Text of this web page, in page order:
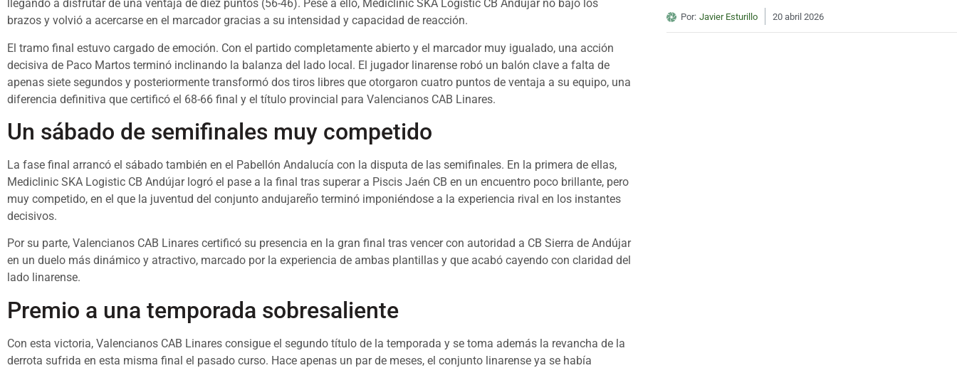
llegando a disfrutar de una ventaja de diez puntos (56-46). Pese a ello, Mediclinic SKA Logistic CB Andújar no bajó los
brazos y volvió a acercarse en el marcador gracias a su intensidad y capacidad de reacción.
El tramo final estuvo cargado de emoción. Con el partido completamente abierto y el marcador muy igualado, una acción
decisiva de Paco Martos terminó inclinando la balanza del lado local. El jugador linarense robó un balón clave a falta de
apenas siete segundos y posteriormente transformó dos tiros libres que otorgaron cuatro puntos de ventaja a su equipo, una
diferencia definitiva que certificó el 68-66 final y el título provincial para Valencianos CAB Linares.
Un sábado de semifinales muy competido
La fase final arrancó el sábado también en el Pabellón Andalucía con la disputa de las semifinales. En la primera de ellas,
Mediclinic SKA Logistic CB Andújar logró el pase a la final tras superar a Piscis Jaén CB en un encuentro poco brillante, pero
muy competido, en el que la juventud del conjunto andujareño terminó imponiéndose a la experiencia rival en los instantes
decisivos.
Por su parte, Valencianos CAB Linares certificó su presencia en la gran final tras vencer con autoridad a CB Sierra de Andújar
en un duelo más dinámico y atractivo, marcado por la experiencia de ambas plantillas y que acabó cayendo con claridad del
lado linarense.
Premio a una temporada sobresaliente
Con esta victoria, Valencianos CAB Linares consigue el segundo título de la temporada y se toma además la revancha de la
derrota sufrida en esta misma final el pasado curso. Hace apenas un par de meses, el conjunto linarense ya se había
Por: Javier Esturillo 20 abril 2026